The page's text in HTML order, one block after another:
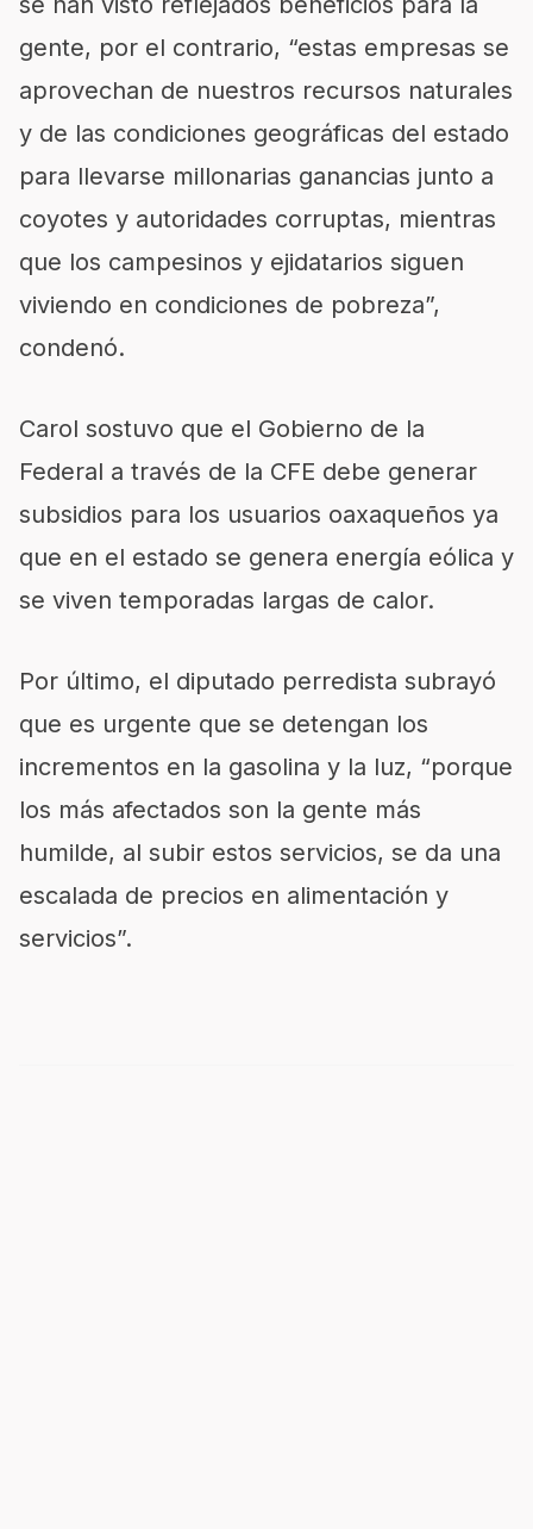
gente, por el contrario, “estas empresas se
aprovechan de nuestros recursos naturales
y de las condiciones geográficas del estado
para llevarse millonarias ganancias junto a
coyotes y autoridades corruptas, mientras
que los campesinos y ejidatarios siguen
viviendo en condiciones de pobreza”,
condenó.
Carol sostuvo que el Gobierno de la
Federal a través de la CFE debe generar
subsidios para los usuarios oaxaqueños ya
que en el estado se genera energía eólica y
se viven temporadas largas de calor.
Por último, el diputado perredista subrayó
que es urgente que se detengan los
incrementos en la gasolina y la luz, “porque
los más afectados son la gente más
humilde, al subir estos servicios, se da una
escalada de precios en alimentación y
servicios”.